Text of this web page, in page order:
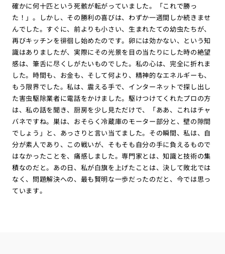
確かに何十匹という死骸が転がっていました。「これで勝っ
た！」。しかし、その勝利の喜びは、わずか一週間しか続きませ
んでした。すぐに、前よりも小さい、生まれたての幼虫たちが、
再びキッチンを徘徊し始めたのです。卵には効かない、という知
識はありましたが、実際にその光景を目の当たりにした時の絶望
感は、筆舌に尽くしがたいものでした。私の心は、完全に折れま
した。時間も、お金も、そして何より、精神的なエネルギーも、
もう限界でした。私は、震える手で、インターネットで探し出し
た害虫駆除業者に電話をかけました。駆けつけてくれたプロの方
は、私の話を聞き、厨房を少し見ただけで、「ああ、これはチャ
バネですね。巣は、おそらく冷蔵庫のモーター部分と、壁の隙間
でしょう」と、あっさりと言い当てました。その瞬間、私は、自
分が素人であり、この戦いが、そもそも自分の手に負えるもので
はなかったことを、痛感しました。専門家とは、知識と技術の集
積なのだと。あの日、私が白旗を上げたことは、決して敗北では
なく、問題解決への、最も賢明な一歩だったのだと、今では思っ
ています。